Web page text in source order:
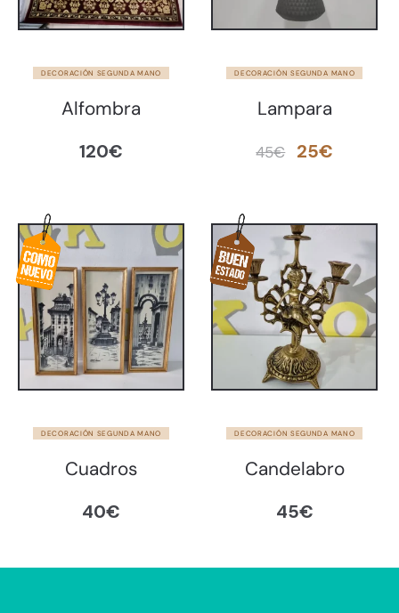
DECORACIÓN SEGUNDA MANO
Alfombra
120€
DECORACIÓN SEGUNDA MANO
Lampara
45€
El
era:
45€.
25€
25€.
DECORACIÓN SEGUNDA MANO
Cuadros
40€
DECORACIÓN SEGUNDA MANO
Candelabro
45€